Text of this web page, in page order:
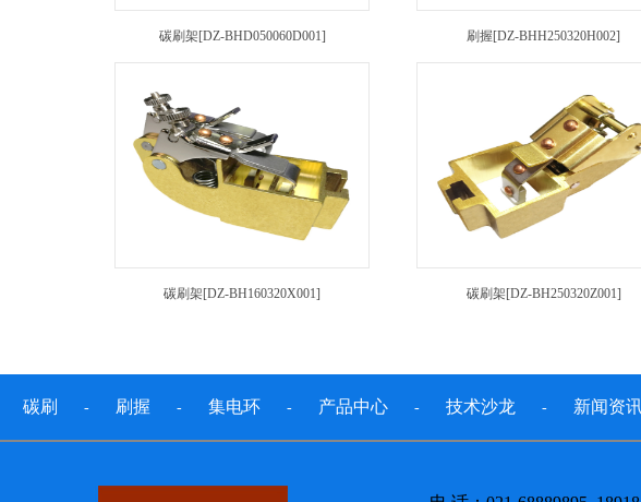
碳刷架[DZ-BHD050060D001] 刷握[DZ-BHH250320H002]
碳刷架[DZ-BH160320X001] 碳刷架[DZ-BH250320Z001]
碳刷 - 刷握 - 集电环 - 产品中心 - 技术沙龙 - 新闻资